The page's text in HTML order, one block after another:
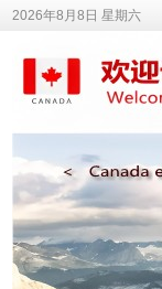
2026年8月8日 星期六